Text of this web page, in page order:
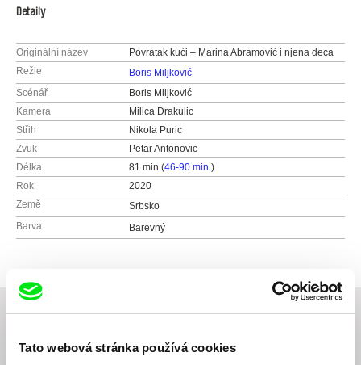
Tato webová stránka používá cookies
Detaily
Originální název
Povratak kući – Marina Abramović i njena deca
Režie
Boris Miljković
Scénář
Boris Miljković
Kamera
Milica Drakulic
Střih
Nikola Puric
Zvuk
Petar Antonovic
Délka
81 min (46-90 min.)
Rok
2020
Země
Srbsko
Barva
Barevný
Související filmy (20)